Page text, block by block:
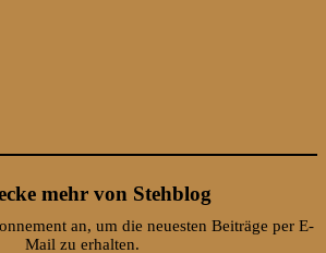
mehr von Stehblog
an, um die neuesten Beiträge per E-
Mail zu erhalten.